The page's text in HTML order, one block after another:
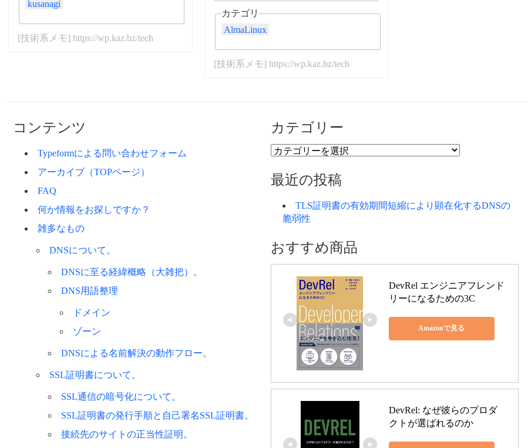
kusanagi
[技術系メモ] https://wp.kaz.bz/tech
カテゴリ
AlmaLinux
[技術系メモ] https://wp.kaz.bz/tech
コンテンツ
Typeformによる問い合わせフォーム
アーカイブ（TOPページ）
FAQ
何か情報をお探しですか？
雑多なもの
DNSについて。
DNSに至る経緯概略（大雑把）。
DNS用語整理
ドメイン
ゾーン
DNSによる名前解決の動作フロー。
SSL証明書について。
SSL通信の暗号化について。
SSL証明書の発行手順と自己署名SSL証明書。
接続先のサイトの正当性証明。
カテゴリー
カ
ゴ
リ
最近の投稿
TLS証明書の有効期間短縮により顕在化するDNSの
脆弱性
おすすめ商品
DevRel エンジニアフレンド
リーになるための3C
Amazonで見る
DevRel: なぜ彼らのプロダ
クトが選ばれるのか